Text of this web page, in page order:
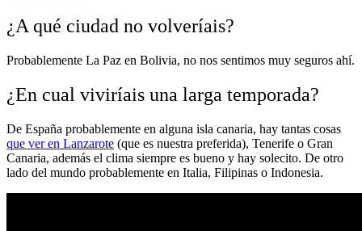
¿A qué ciudad no volveríais?
Probablemente La Paz en Bolivia, no nos sentimos muy seguros ahí.
¿En cual viviríais una larga temporada?
De España probablemente en alguna isla canaria, hay tantas cosas
que ver en Lanzarote (que es nuestra preferida), Tenerife o Gran
Canaria, además el clima siempre es bueno y hay solecito. De otro
lado del mundo probablemente en Italia, Filipinas o Indonesia.